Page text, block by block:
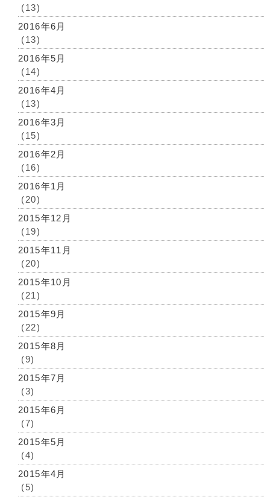
(13)
2016年6月
(13)
2016年5月
(14)
2016年4月
(13)
2016年3月
(15)
2016年2月
(16)
2016年1月
(20)
2015年12月
(19)
2015年11月
(20)
2015年10月
(21)
2015年9月
(22)
2015年8月
(9)
2015年7月
(3)
2015年6月
(7)
2015年5月
(4)
2015年4月
(5)